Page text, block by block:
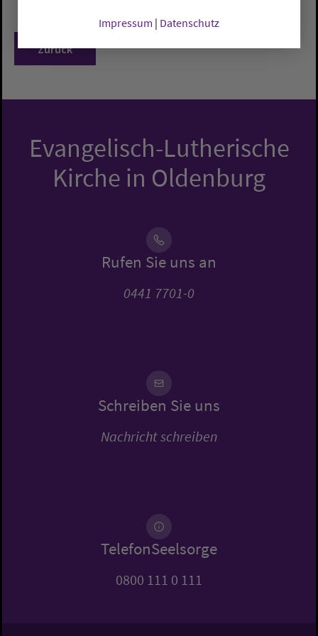
Zurück
Evangelisch-Lutherische
Kirche in Oldenburg
Rufen Sie uns an
0441 7701-0
Schreiben Sie uns
Nachricht schreiben
TelefonSeelsorge
0800 111 0 111
Impressum | Datenschutz